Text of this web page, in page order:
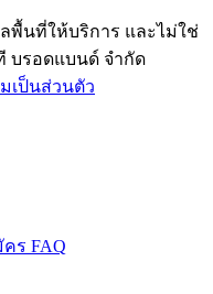
พื้นที่ให้บริการ และไม่ใช่
บรอดแบนด์ จำกัด
เป็นส่วนตัว
คร FAQ